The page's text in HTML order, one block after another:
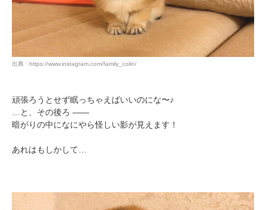
出典 : https://www.instagram.com/family_colin/
頑張ろうとせず眠っちゃえばいいのにな〜♪
…と、その後ろ ――
暗がりの中になにやら怪しい影が見えます！
あれはもしかして…